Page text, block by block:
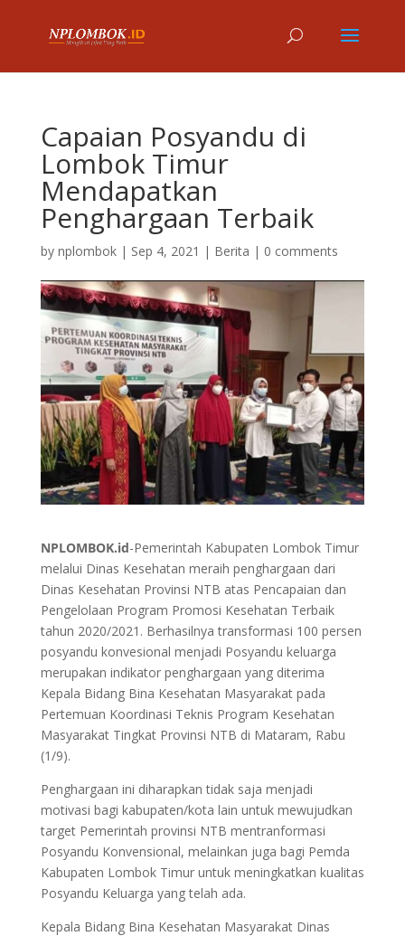
Capaian Posyandu di
Lombok Timur
Mendapatkan
Penghargaan Terbaik
by nplombok| Sep 4, 2021 | Berita | 0 comments
NPLOMBOK.id-Pemerintah Kabupaten Lombok Timur
melalui Dinas Kesehatan meraih penghargaan dari
Dinas Kesehatan Provinsi NTB atas Pencapaian dan
Pengelolaan Program Promosi Kesehatan Terbaik
tahun 2020/2021. Berhasilnya transformasi 100 persen
posyandu konvesional menjadi Posyandu keluarga
merupakan indikator penghargaan yang diterima
Kepala Bidang Bina Kesehatan Masyarakat pada
Pertemuan Koordinasi Teknis Program Kesehatan
Masyarakat Tingkat Provinsi NTB di Mataram, Rabu
(1/9).
Penghargaan ini diharapkan tidak saja menjadi
motivasi bagi kabupaten/kota lain untuk mewujudkan
target Pemerintah provinsi NTB mentranformasi
Posyandu Konvensional, melainkan juga bagi Pemda
Kabupaten Lombok Timur untuk meningkatkan kualitas
Posyandu Keluarga yang telah ada.
Kepala Bidang Bina Kesehatan Masyarakat Dinas